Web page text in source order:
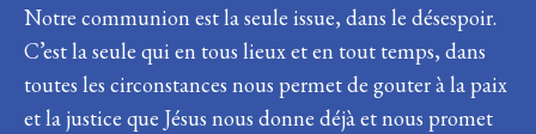
Notre communion est la seule issue, dans le désespoir.
C’est la seule qui en tous lieux et en tout temps, dans
toutes les circonstances nous permet de gouter à la paix
et la justice que Jésus nous donne déjà et nous promet